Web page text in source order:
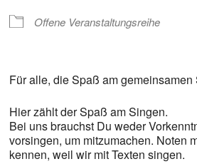
Offene Veranstaltungsreihe
Für alle, die Spaß am gemeinsamen
Hier zählt der Spaß am Singen.
Bei uns brauchst Du weder
vorsingen, um mitzumachen. Noten
kennen, weil wir mit Texten singen.